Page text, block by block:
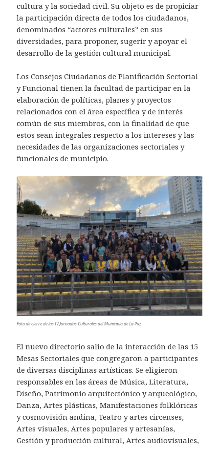
cultura y la sociedad civil. Su objeto es de propiciar
la participación directa de todos los ciudadanos,
denominados “actores culturales” en sus
diversidades, para proponer, sugerir y apoyar el
desarrollo de la gestión cultural municipal.
Los Consejos Ciudadanos de Planificación Sectorial
y Funcional tienen la facultad de participar en la
elaboración de políticas, planes y proyectos
relacionados con el área específica y de interés
común de sus miembros, con la finalidad de que
estos sean integrales respecto a los intereses y las
necesidades de las organizaciones sectoriales y
funcionales de municipio.
Foto de cierre de las IV Jornadas Culturales del Municipio de La Paz
El nuevo directorio salio de la interacción de las 15
Mesas Sectoriales que congregaron a participantes
de diversas disciplinas artísticas. Se eligieron
responsables en las áreas de Música, Literatura,
Diseño, Patrimonio arquitectónico y arqueológico,
Danza, Artes plásticas, Manifestaciones folklóricas
y cosmovisión andina, Teatro y artes circenses,
Artes visuales, Artes populares y artesanías,
Gestión y producción cultural, Artes audiovisuales,